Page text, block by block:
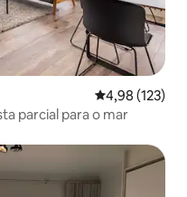
4,98 de uma
4,98 (123)
parcial para o mar